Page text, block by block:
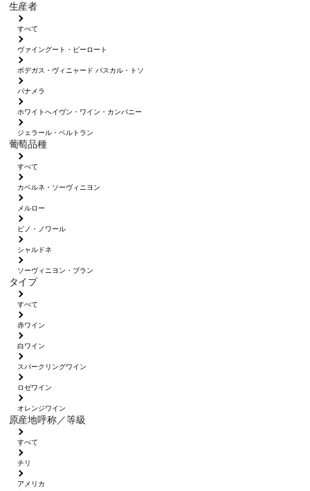
生産者
すべて
ヴァイングート・ピーロート
ボデガス・ヴィニャード パスカル・トソ
パナメラ
ホワイトへイヴン・ワイン・カンパニー
ジェラール・ベルトラン
葡萄品種
すべて
カベルネ・ソーヴィニヨン
メルロー
ピノ・ノワール
シャルドネ
ソーヴィニヨン・ブラン
タイプ
すべて
赤ワイン
白ワイン
スパークリングワイン
ロゼワイン
オレンジワイン
原産地呼称／等級
すべて
チリ
アメリカ